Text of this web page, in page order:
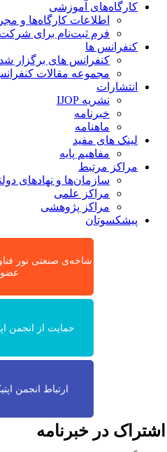
کارگاه‌های آموزشی
اطلاعات کارگاه‌ها و
فرم ثبت‌نام برای شرکت
کنفرانس ها
کنفرانس های برگزار شده
مجموعه مقالات کنفرانس
انتشارات
نشریه IJOP
خبرنامه
ماهنامه
لینک های مفید
مفاهیم پایه
مراکز مرتبط
سازمان‌ها و نهادهای
مراکز علمی
مراکز پژوهشی
پیشکسوتان
شاخه‌ی صنعتی نور
عضو
حمایت از انجمن
ارتباط انجمن
در خبرنامه